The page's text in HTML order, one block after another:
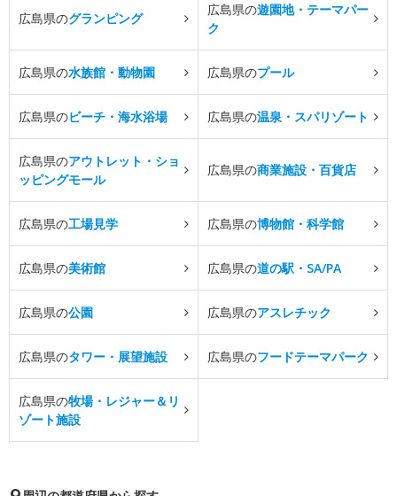
広島県のグランピング
広島県の遊園地・テーマパー
ク
広島県の水族館・動物園 広島県のプール
広島県のビーチ・海水浴場 広島県の温泉・スパリゾート
広島県のアウトレット・ショ
ッピングモール
広島県の商業施設・百貨店
広島県の工場見学 広島県の博物館・科学館
広島県の美術館 広島県の道の駅・SA/PA
広島県の公園 広島県のアスレチック
広島県のタワー・展望施設 広島県のフードテーマパーク
広島県の牧場・レジャー＆リ
ゾート施設